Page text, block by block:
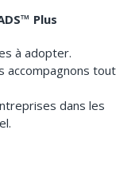
Plus
à adopter.
accompagnons tout
dans les